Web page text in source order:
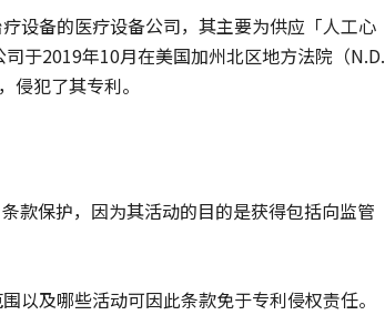
设备的医疗设备公司，其主要为供应「人工心
于2019年10月在美国加州北区地方法院（N.D.
犯了其专利。
款保护，因为其活动的目的是获得包括向监管
及哪些活动可因此条款免于专利侵权责任。